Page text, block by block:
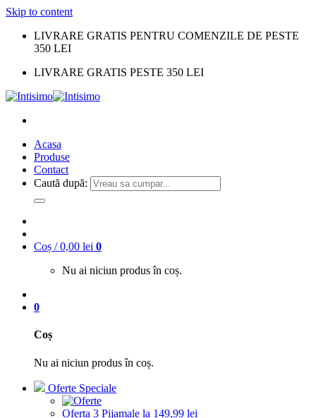
Skip to content
LIVRARE GRATIS PENTRU COMENZILE DE PESTE
350 LEI
LIVRARE GRATIS PESTE 350 LEI
Acasa
Produse
Contact
Caută după:
Coș /0,00 lei 0
Nu ai niciun produs în coș.
0
Coș
Nu ai niciun produs în coș.
Oferte Speciale
Oferta 3 Pijamale la 149,99 lei